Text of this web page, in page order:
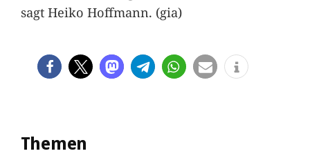
sagt Heiko Hoffmann. (gia)
Themen